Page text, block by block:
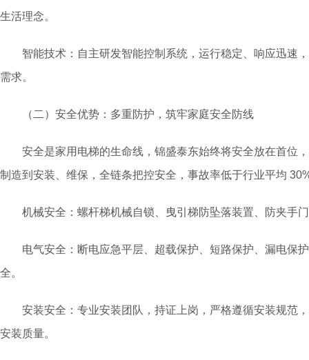
生活理念。
智能技术：自主研发智能控制系统，运行稳定、响应迅速
需求。
（二）安全优势：多重防护，筑牢家庭安全防线
安全是家用电梯的生命线，锦盛泰东始终将安全放在首位
制造到安装、维保，全链条把控安全，事故率低于行业平均
机械安全：螺杆梯机械自锁、曳引梯防坠落装置、防夹手门
电气安全：断电应急平层、超载保护、短路保护、漏电保
全。
安装安全：专业安装团队，持证上岗，严格遵循安装规范
安装质量。